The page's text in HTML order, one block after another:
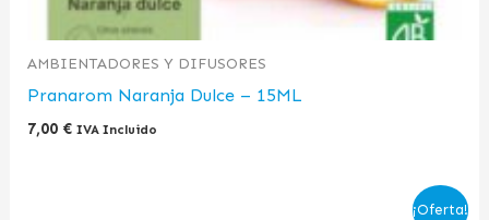
AMBIENTADORES Y DIFUSORES
Pranarom Naranja Dulce – 15ML
7,00 € IVA Incluido
¡Oferta!